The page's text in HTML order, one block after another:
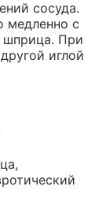
сосуда.
медленно с
При
иглой